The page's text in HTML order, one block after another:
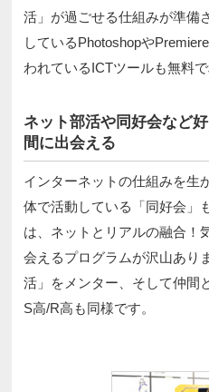
活」が過ごせる仕組みが準備
しているPhotoshopや
われているICTツールも無料
ネット部活や同好会など
間に出会える
インターネットの仕組みを生
体で活動している「同好会」
は、ネットとリアルの融合！
会えるプログラムが沢山あり
活」をメンター、そして仲間
S高/R高も同様です。